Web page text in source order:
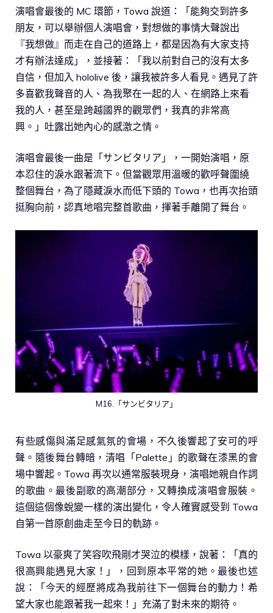
演唱會最後的 MC 環節，Towa 說道：「能夠交到許多
朋友，可以舉辦個人演唱會，對想做的事情大聲說出
『我想做』而走在自己的道路上，都是因為有大家支持
才有辦法達成」，並接著：「我以前對自己的沒有太多
自信，但加入 hololive 後，讓我被許多人看見。遇見了許
多喜歡我聲音的人、為我聚在一起的人、在網路上來看
我的人，甚至是跨越國界的觀眾們，我真的非常高
興。」吐露出她內心的感激之情。
演唱會最後一曲是「サンビタリア」，一開始演唱，原
本忍住的淚水跟著流下。但當觀眾用溫暖的歡呼聲圍繞
整個舞台，為了隱藏淚水而低下頭的 Towa，也再次抬頭
挺胸向前，認真地唱完整首歌曲，揮著手離開了舞台。
M16.「サンビタリア」
有些感傷與滿足感氣氛的會場，不久後響起了安可的呼
聲。隨後舞台轉暗，清唱「Palette」的歌聲在漆黑的會
場中響起。Towa 再次以通常服裝現身，演唱她親自作詞
的歌曲。最後副歌的高潮部分，又轉換成演唱會服裝。
這個這個像蛻變一樣的演出變化，令人確實感受到 Towa
自第一首原創曲走至今日的軌跡。
Towa 以豪爽了笑容吹飛剛才哭泣的模樣，說著：「真的
很高興能遇見大家！」，回到原本平常的她。最後也述
說：「今天的經歷將成為我前往下一個舞台的動力！希
望大家也能跟著我一起來！」充滿了對未來的期待。